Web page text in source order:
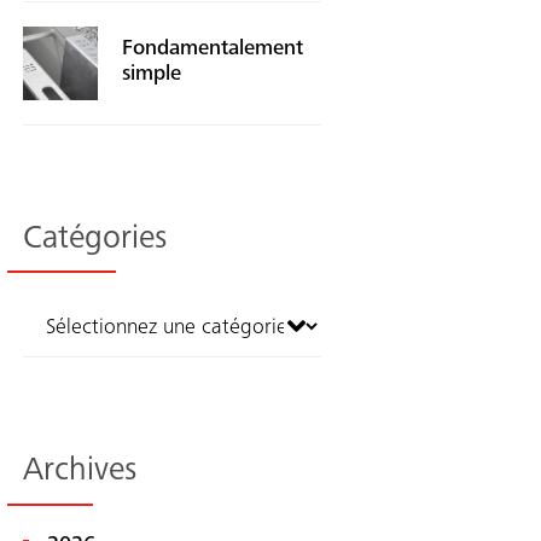
Fondamentalement
simple
Catégories
Archives